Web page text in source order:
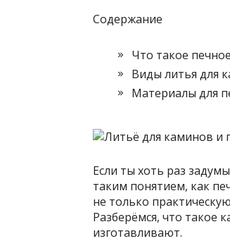
Содержание
Что такое
Виды литья для
Материалы для
Если ты хоть раз
таким понятием, как
не только
Разберёмся, что такое
изготавливают.